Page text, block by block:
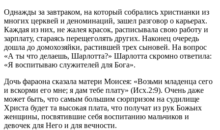
Однажды за завтраком, на который собрались христианки из
многих церквей и деноминаций, зашел разговор о карьерах.
Каждая из них, не жалея красок, расписывала свою работу и
зарплату, стараясь перещеголять других. Наконец очередь
дошла до домохозяйки, растившей трех сыновей. На вопрос
«А ты что делаешь, Шарлотта?» Шарлотта скромно ответила:
«Я воспитываю служителей для Бога».
Дочь фараона сказала матери Моисея: «Возьми младенца сего
и вскорми его мне; я дам тебе плату» (Исх.2:9). Очень даже
может быть, что самым большим сюрпризом на судилище
Христа будет та высокая плата, что получат из рук Божьих
женщины, посвятившие себя воспитанию мальчиков и
девочек для Него и для вечности.